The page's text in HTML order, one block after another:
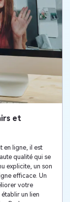
et
en ligne, il est
qualité qui se
explicite, un son
efficace. Un
votre
un lien